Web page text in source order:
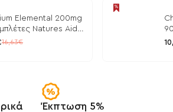
Elemental 200mg
Natures Aid
16,63€
/
Έκπτωση 5%